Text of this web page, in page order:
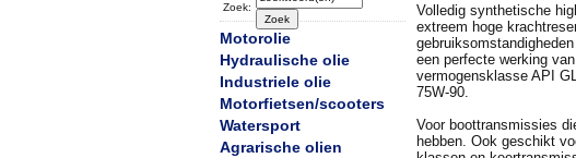
Zoek:
Motorolie
Hydraulische olie
Industriele olie
Motorfietsen/scooters
Watersport
Agrarische olien
Volledig synthetische
extreem hoge
een perfecte werking
vermogensklasse API
75W-90.
Voor boottransmissies
hebben. Ook geschikt